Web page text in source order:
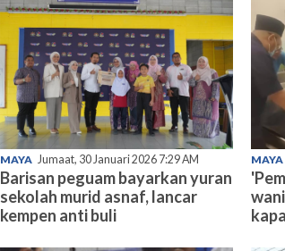
MAYA Jumaat, 30 Januari 2026 7:29 AM
Barisan peguam bayarkan yuran
sekolah murid asnaf, lancar
kempen anti buli
MAYA